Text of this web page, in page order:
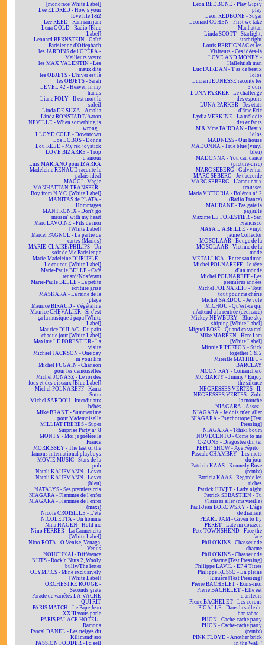
[monoface White Label]
Lee ELDRED - How's your
love life 1&2
Lee REED - Ram ram jam
Lena GOLD - Radio [Blue
Label]
Leonard BERNSTEIN - Gaîté
Parisienne d'Offenbach
les JARDINS de l'OPÉRA -
Meilleurs vœux
les MAX VALENTIN - Les
maux dits
les OBJETS - L'hiver est là
les OBJETS - Sarah
LEVEL 42 - Heaven in my
hands
Liane FOLY - Il est mort le
soleil
Linda DE SUZA - Amalia
Linda RONSTADT/Aaron
NEVILLE - When something is
wrong...
LLOYD COLE - Downtown
Los LOBOS - Donna
Lou REED - My red joystick
LOVE BIZARRE - Trop
d'amour
Luis MARIANO pour IZARRA
Madeleine RENAUD raconte le
palais idéal
MAGGI - Magie
MANHATTAN TRANSFER -
Boy from N.Y.C. [White Label]
MANITAS de PLATA -
Hommages
MANTRONIX - Don't go
messin' with my heart
Marc LAVOINE - Fils de moi
[White Label]
Marcel PAGNOL - La partie de
cartes (Marius)
MARIE-CLAIRE/PHILIPS - Un
soir de Vie Parisienne
Marie-Madeleine DURUFLÉ -
Le coucou [White Label]
Marie-Paule BELLE - Café
renard/Nosferatu
Marie-Paule BELLE - La petite
écriture grise
MASKARA - La reine de la
playa
Maurice BIRAUD - Végétaline
Maurice CHEVALIER - Si c'est
ça la musique à papa [White
Label]
Maurice DULAC - Du pain
chaque jour [White Label]
Maxime LE FORESTIER - La
visite
Michael JACKSON - One day
in your life
Michel FUGAIN - Chanson
pour les demoiselles
Michel JONASZ - Le roi des
fous et des oiseaux [Blue Label]
Michel POLNAREFF - Kama
Sutra
Michel SARDOU - Interdit aux
bébés
Mike BRANT - Summertime
pour Mademoiselle
MILLIAT FRÈRES - Super
Surprise Party n° 8
MONTY - Moi je préfère la
France
MORRISSEY - The last of the
famous international playboys
MOVIE MUSIC - Stars de la
pub
Natali KAUFMANN - Lover
Natali KAUFMANN - Lover
(bleu)
NATALYS - Ses premiers cris
NIAGARA - Flammes de l'enfer
NIAGARA - Flammes de l'enfer
(maxi)
Nicole CROISILLE - L'été
NICOLETTA - Un homme
Nina HAGEN - Hold me
Nino FERRER - La Carmencita
[White Label]
Nino ROTA - O Venise, Venaga,
Venus
NOUCHKAÏ - Différence
NUTS - Rock'n'Nuts 2, Wooly
bully/The letter
OLYMPICS - Mine exclusively
[White Label]
ORCHESTRE ROUGE -
Seconds grate
Parade de variétés LA VACHE
QUI RIT
PARIS MATCH - Le Pape Jean
XXIII vous parle
PARIS PALACE HOTEL -
Ramona
Pascal DANEL - Les neiges du
Kilimandjaro
PASSION FODDER - I'd sell
Leon REDBONE - Play Gipsy
play
Leon REDBONE - Sugar
Leonard COHEN - First we take
Manhattan
Linda SCOTT - Starlight,
starbright
Louis BERTIGNAC et les
Visiteurs - Ces idées-là
LOVE AND MONEY -
Halleluiah man
Luc FAIRDAN - T'as de beaux
lolos
Lucien JEUNESSE raconte les
3 ours
LUNA PARKER - Le challenge
des espoirs
LUNA PARKER - Tes états
d'âme Eric
Lydia VERKINE - La mélodie
des enfants
M & Mme FAIRDAN - Beaux
lolos
MADNESS - Our house
MADONNA - True blue (vinyl
bleu)
MADONNA - You can dance
(picture-disc)
MARC SEBERG - Galver'ran
MARC SEBERG - Je t'accorde
MARC SEBERG - L'amour aux
trousses
Maria VICTORIA - Boléros n° 2
(Radio France)
MAURANE - Pas gaie la
pagaille
Maxime LE FORESTIER - San
Francisco
MAYA L'ABEILLE - vinyl
jaune Collector
MC SOLAAR - Bouge de là
MC SOLAAR - Victime de la
mode
METALLICA - Enter sandman
Michel POLNAREFF - Je rêve
d'un monde
Michel POLNAREFF - Les
premières années
Michel POLNAREFF - Tout
tout pour ma chérie
Michel SARDOU - Je vole
MICHOU - Qu'est-ce qui
m'attend à la rentrée (dédicacé)
Mickey NEWBURY - Blue sky
shining [White Label]
Miguel BOSÉ - Quand ça va mal
Mike MAREEN - Here I am
[White Label]
Minnie RIPERTON - Stick
together 1 & 2
Mireille MATHIEU -
BARCLAY
MOON RAY - Comanchero
MORIARTY - Jimmy / Enjoy
the silence
NÉGRESSES VERTES - IL
NÉGRESSES VERTES - Zobi
la mouche
NIAGARA - Assez !
NIAGARA - Je dois m'en aller
NIAGARA - Psychotrope [Test
Pressing]
NIAGARA - Tchiki boum
NOVECENTO - Come to me
O-ZONE - Dragostea din teï
PÉPIT' SHOW - Aye Pépito !
Pascale CHAMBRY - Les mots
du jour
Patricia KAAS - Kennedy Rose
(remix)
Patricia KAAS - Regarde les
riches
Patrick JUVET - Lady night
Patrick SÉBASTIEN - Tu
t'laisses aller (ma vieille)
Paul-Jean BOROWSKY - L'âge
de diamant
PEARL JAM - Given to fly
PERET - Late mi corazon
Pete TOWNSHEND - Face the
face
Phil O'KINS - Chasseur de
charme
Phil O'KINS - Chasseur de
charme [Test Pressing]
Philippe LAVIL - EP 4 Titres
Philippe RUSSO - En pleine
lumière [Test Pressing]
Pierre BACHELET - Écris-moi
Pierre BACHELET - Elle est
d'ailleurs
Pierre BACHELET - Les corons
PIGALLE - Dans la salle du
bar-tabac...
PIJON - Cache-cache party
PIJON - Cache-cache party
(remix)
PINK FLOYD - Another brick
in the Wall ²